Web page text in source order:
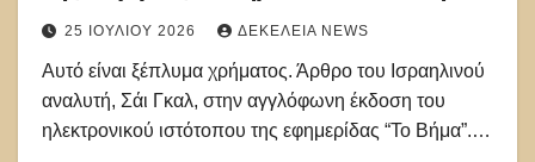
Τουρκία και το αποκαλεί
διαφοροποίηση
25 ΙΟΥΛΊΟΥ 2026 ΔΕΚΈΛΕΙΑ NEWS
Αυτό είναι ξέπλυμα χρήματος. Άρθρο του Ισραηλινού
αναλυτή, Σάι Γκαλ, στην αγγλόφωνη έκδοση του
ηλεκτρονικού ιστότοπου της εφημερίδας “Το Βήμα”.…